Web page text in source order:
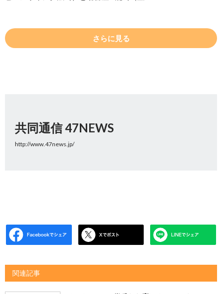
さらに見る
共同通信 47NEWS
http://www.47news.jp/
関連記事